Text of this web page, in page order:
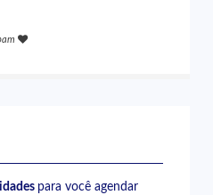
para você agendar